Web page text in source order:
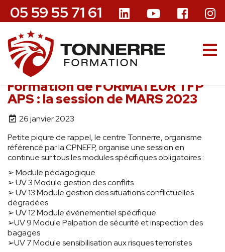
05 59 55 71 61
Formation de FORMATEUR TFP
APS : la session de MARS 2023
26 janvier 2023
Petite piqure de rappel, le centre Tonnerre, organisme
référencé par la CPNEFP, organise une session en
continue sur tous les modules spécifiques obligatoires :
➢ Module pédagogique
➢ UV 3 Module gestion des conflits
➢ UV 13 Module gestion des situations conflictuelles
dégradées
➢ UV 12 Module événementiel spécifique
➢UV 9 Module Palpation de sécurité et inspection des
bagages
➢UV 7 Module sensibilisation aux risques terroristes